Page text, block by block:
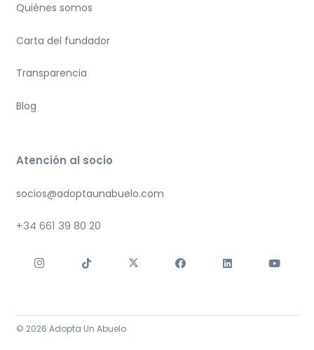
Quiénes somos
Carta del fundador
Transparencia
Blog
Atención al socio
socios@adoptaunabuelo.com
+34 661 39 80 20
© 2026 Adopta Un Abuelo